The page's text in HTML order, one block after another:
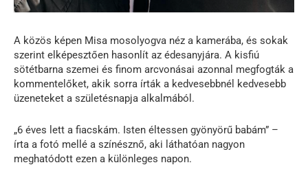
A közös képen Misa mosolyogva néz a kamerába, és sokak
szerint elképesztően hasonlít az édesanyjára. A kisfiú
sötétbarna szemei és finom arcvonásai azonnal megfogták a
kommentelőket, akik sorra írták a kedvesebb­nél kedvesebb
üzeneteket a születésnapja alkalmából.
„6 éves lett a fiacskám. Isten éltessen gyönyörű babám” –
írta a fotó mellé a színésznő, aki láthatóan nagyon
meghatódott ezen a különleges napon.